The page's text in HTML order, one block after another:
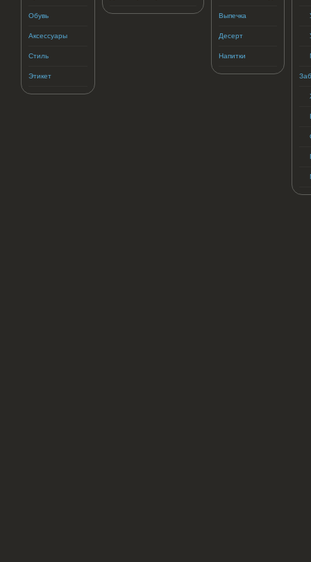
Обувь
Аксессуары
Стиль
Этикет
Выпечка
Десерт
Напитки